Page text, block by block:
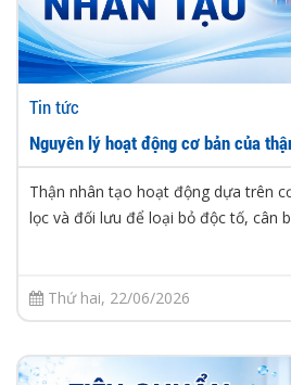
Tin tức
Nguyên lý hoạt động cơ bản của
Thận nhân tạo hoạt động dựa trên
lọc và đối lưu để loại bỏ độc tố, cân
Thứ hai, 22/06/2026